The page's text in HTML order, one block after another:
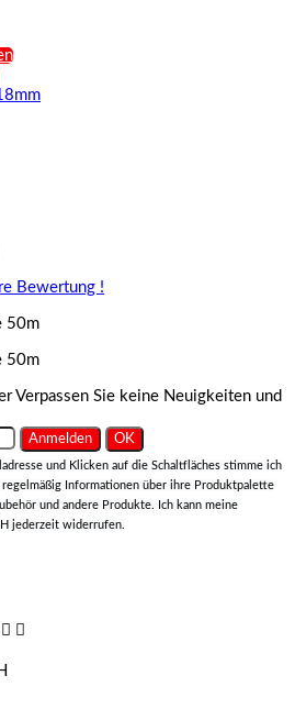
Bewertung !
Verpassen Sie keine Neuigkeiten und
und Klicken auf die Schaltfläches stimme ich
Informationen über ihre Produktpalette
und andere Produkte. Ich kann meine
jederzeit widerrufen.